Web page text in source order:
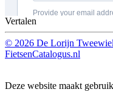
Vertalen
© 2026 De Lorijn
FietsenCatalogus.nl
Deze website maakt